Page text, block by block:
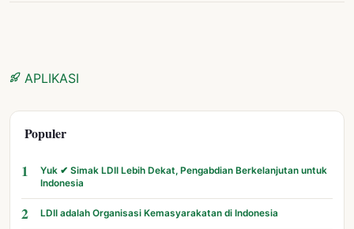
APLIKASI
Populer
1
Yuk ✔ Simak LDII Lebih Dekat, Pengabdian Berkelanjutan untuk
Indonesia
2 LDII adalah Organisasi Kemasyarakatan di Indonesia